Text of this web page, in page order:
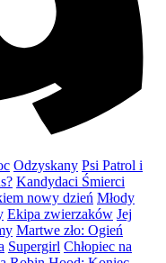
Odzyskany Psi Patrol i
Kandydaci Śmierci
nowy dzień Młody
Ekipa zwierzaków Jej
Martwe zło: Ogień
Supergirl Chłopiec na